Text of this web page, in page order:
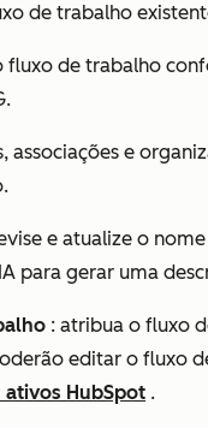
de trabalho
fluxo de trabalho
associações e
e atualize o
para gerar uma
: atribua o fluxo
editar o fluxo
ativos HubSpot .